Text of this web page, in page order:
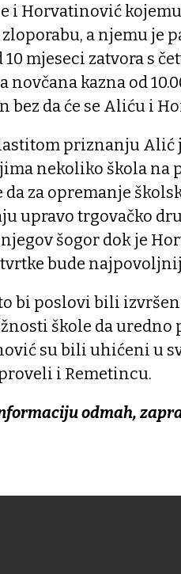
i Horvatinović
a njemu je
10 mjeseci zatvora s
novčana kazna od
bez da će se Aliću i
priznanju Alić
nekoliko škola na
da za opremanje
upravo trgovačko
šogor dok je
bude
bi poslovi bili
škole da
su bili uhićeni u
i Remetincu.
odmah,